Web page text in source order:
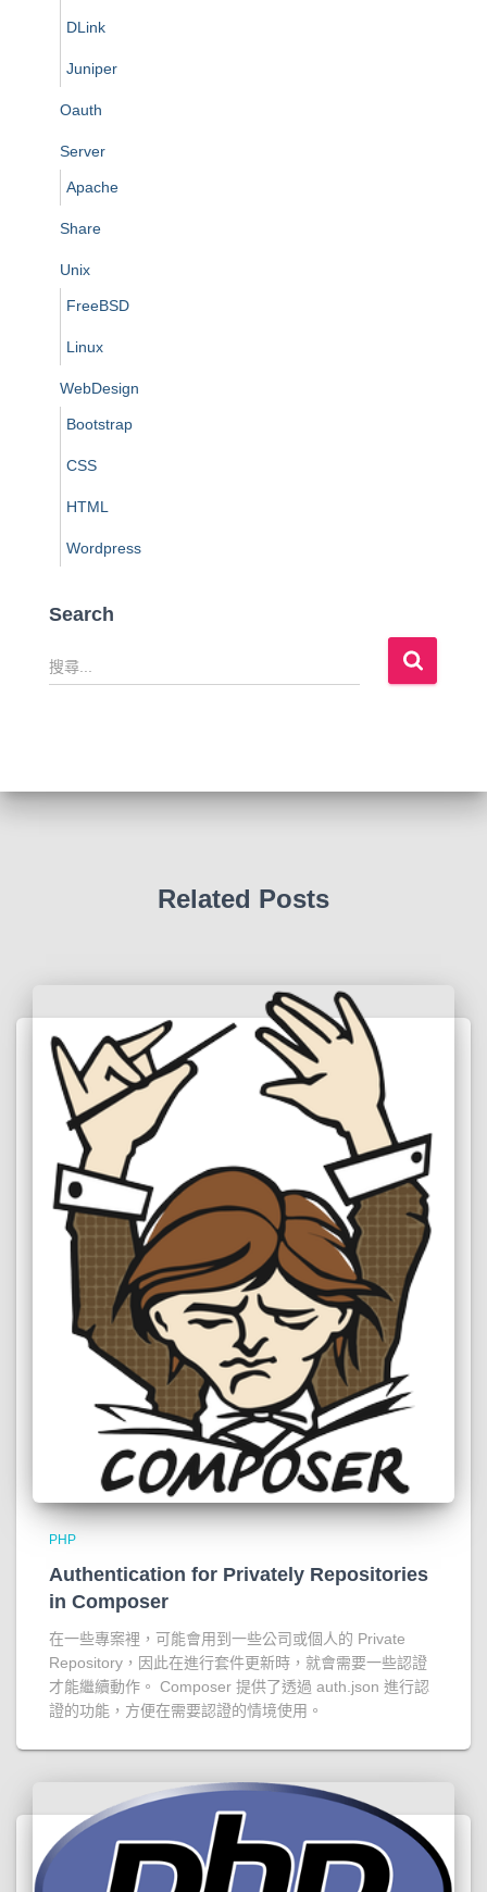
DLink
Juniper
Oauth
Server
Apache
Share
Unix
FreeBSD
Linux
WebDesign
Bootstrap
CSS
HTML
Wordpress
Search
搜
尋
Related Posts
PHP
Authentication for Privately Repositories
in Composer
在一些專案裡，可能會用到一些公司或個人的 Private
Repository，因此在進行套件更新時，就會需要一些認證
才能繼續動作。 Composer 提供了透過 auth.json 進行認
證的功能，方便在需要認證的情境使用。